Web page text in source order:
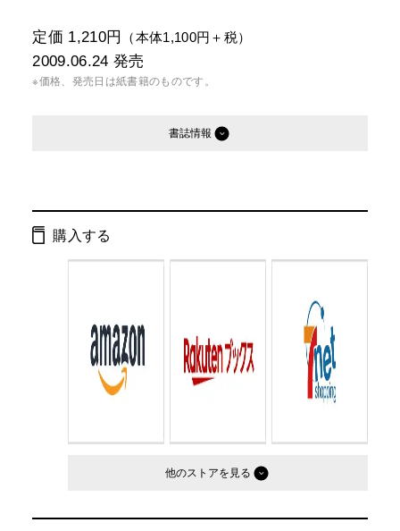
定価 1,210円 （本体1,100円＋税）
2009.06.24 発売
※価格、発売日は紙書籍のものです。
書誌情報
ページ数：
判型： 四六判
購入する
他のストア